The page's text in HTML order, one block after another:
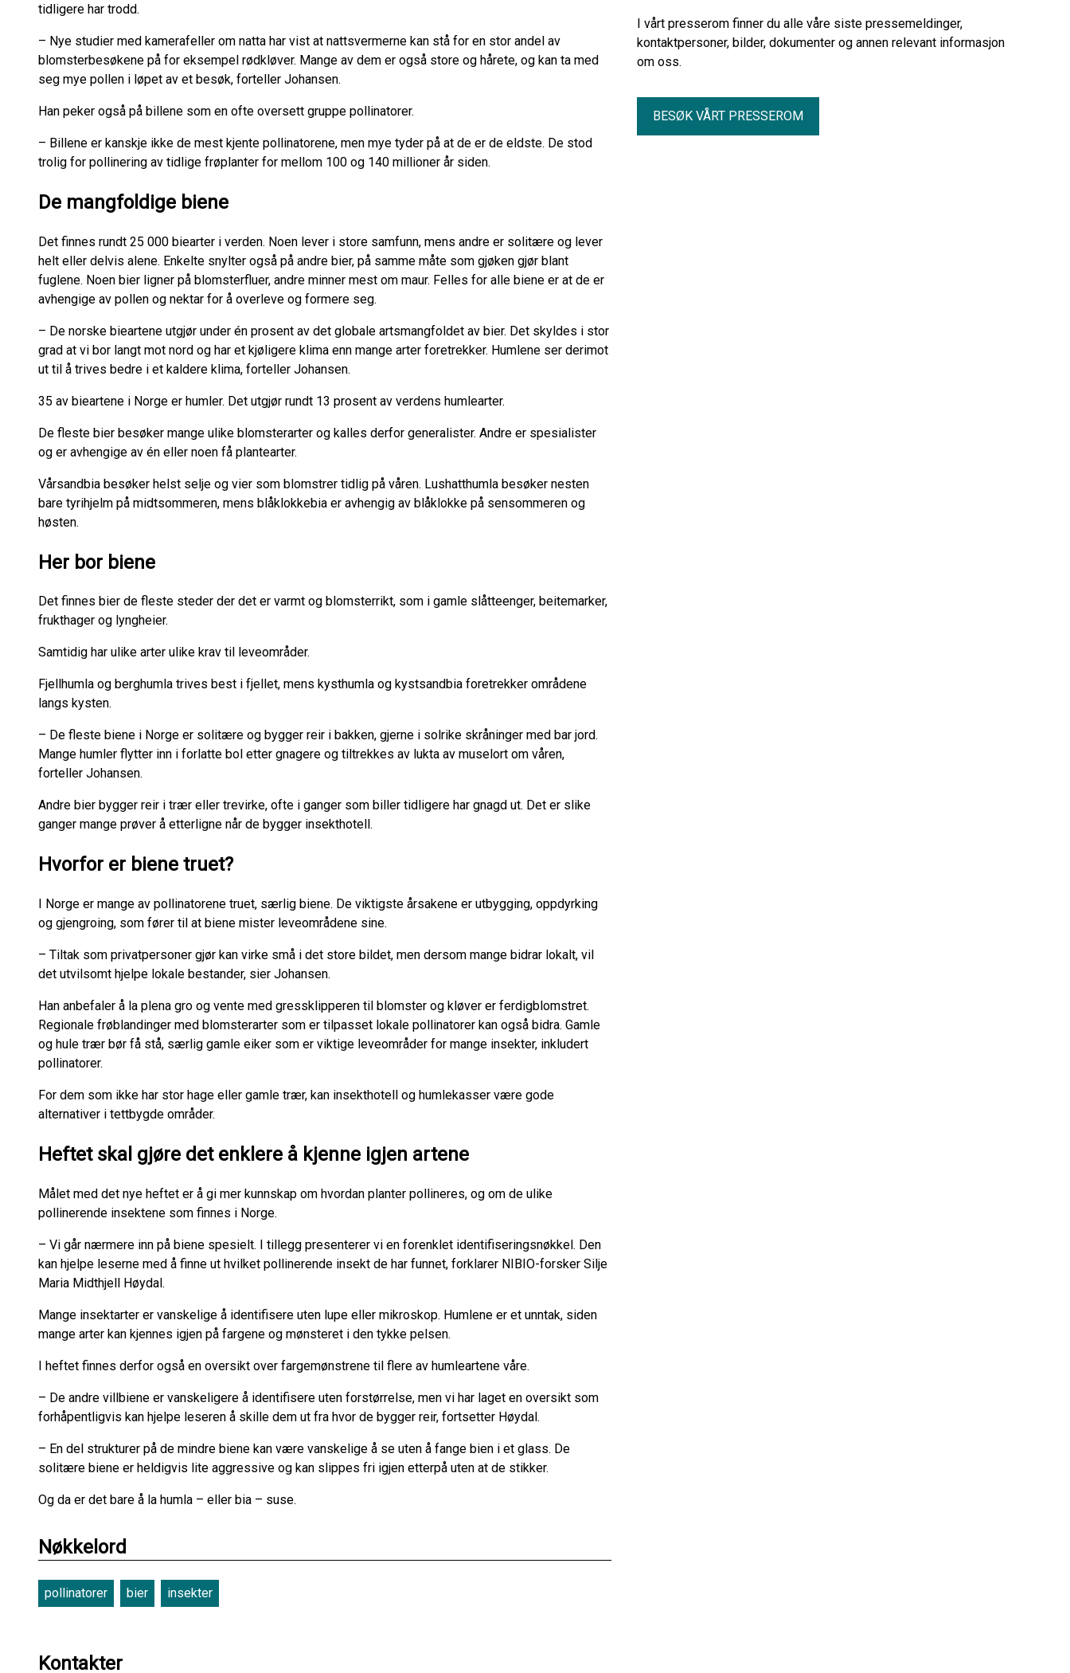
tidligere har trodd.
– Nye studier med kamerafeller om natta har vist at nattsvermerne kan stå for en stor andel av
blomsterbesøkene på for eksempel rødkløver. Mange av dem er også store og hårete, og kan ta med
seg mye pollen i løpet av et besøk, forteller Johansen.
Han peker også på billene som en ofte oversett gruppe pollinatorer.
– Billene er kanskje ikke de mest kjente pollinatorene, men mye tyder på at de er de eldste. De stod
trolig for pollinering av tidlige frøplanter for mellom 100 og 140 millioner år siden.
De mangfoldige biene
Det finnes rundt 25 000 biearter i verden. Noen lever i store samfunn, mens andre er solitære og lever
helt eller delvis alene. Enkelte snylter også på andre bier, på samme måte som gjøken gjør blant
fuglene. Noen bier ligner på blomsterfluer, andre minner mest om maur. Felles for alle biene er at de er
avhengige av pollen og nektar for å overleve og formere seg.
– De norske bieartene utgjør under én prosent av det globale artsmangfoldet av bier. Det skyldes i stor
grad at vi bor langt mot nord og har et kjøligere klima enn mange arter foretrekker. Humlene ser derimot
ut til å trives bedre i et kaldere klima, forteller Johansen.
35 av bieartene i Norge er humler. Det utgjør rundt 13 prosent av verdens humlearter.
De fleste bier besøker mange ulike blomsterarter og kalles derfor generalister. Andre er spesialister
og er avhengige av én eller noen få plantearter.
Vårsandbia besøker helst selje og vier som blomstrer tidlig på våren. Lushatthumla besøker nesten
bare tyrihjelm på midtsommeren, mens blåklokkebia er avhengig av blåklokke på sensommeren og
høsten.
Her bor biene
Det finnes bier de fleste steder der det er varmt og blomsterrikt, som i gamle slåtteenger, beitemarker,
frukthager og lyngheier.
Samtidig har ulike arter ulike krav til leveområder.
Fjellhumla og berghumla trives best i fjellet, mens kysthumla og kystsandbia foretrekker områdene
langs kysten.
– De fleste biene i Norge er solitære og bygger reir i bakken, gjerne i solrike skråninger med bar jord.
Mange humler flytter inn i forlatte bol etter gnagere og tiltrekkes av lukta av muselort om våren,
forteller Johansen.
Andre bier bygger reir i trær eller trevirke, ofte i ganger som biller tidligere har gnagd ut. Det er slike
ganger mange prøver å etterligne når de bygger insekthotell.
Hvorfor er biene truet?
I Norge er mange av pollinatorene truet, særlig biene. De viktigste årsakene er utbygging, oppdyrking
og gjengroing, som fører til at biene mister leveområdene sine.
– Tiltak som privatpersoner gjør kan virke små i det store bildet, men dersom mange bidrar lokalt, vil
det utvilsomt hjelpe lokale bestander, sier Johansen.
Han anbefaler å la plena gro og vente med gressklipperen til blomster og kløver er ferdigblomstret.
Regionale frøblandinger med blomsterarter som er tilpasset lokale pollinatorer kan også bidra. Gamle
og hule trær bør få stå, særlig gamle eiker som er viktige leveområder for mange insekter, inkludert
pollinatorer.
For dem som ikke har stor hage eller gamle trær, kan insekthotell og humlekasser være gode
alternativer i tettbygde områder.
Heftet skal gjøre det enklere å kjenne igjen artene
Målet med det nye heftet er å gi mer kunnskap om hvordan planter pollineres, og om de ulike
pollinerende insektene som finnes i Norge.
– Vi går nærmere inn på biene spesielt. I tillegg presenterer vi en forenklet identifiseringsnøkkel. Den
kan hjelpe leserne med å finne ut hvilket pollinerende insekt de har funnet, forklarer NIBIO-forsker Silje
Maria Midthjell Høydal.
Mange insektarter er vanskelige å identifisere uten lupe eller mikroskop. Humlene er et unntak, siden
mange arter kan kjennes igjen på fargene og mønsteret i den tykke pelsen.
I heftet finnes derfor også en oversikt over fargemønstrene til flere av humleartene våre.
– De andre villbiene er vanskeligere å identifisere uten forstørrelse, men vi har laget en oversikt som
forhåpentligvis kan hjelpe leseren å skille dem ut fra hvor de bygger reir, fortsetter Høydal.
– En del strukturer på de mindre biene kan være vanskelige å se uten å fange bien i et glass. De
solitære biene er heldigvis lite aggressive og kan slippes fri igjen etterpå uten at de stikker.
Og da er det bare å la humla – eller bia – suse.
Nøkkelord
pollinatorer bier insekter
Kontakter
knyttet til teknologi, økonomi og
markedets modenhet.
I vårt presserom finner du alle våre siste pressemeldinger,
kontaktpersoner, bilder, dokumenter og annen relevant informasjon
om oss.
BESØK VÅRT PRESSEROM